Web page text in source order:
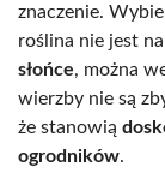
znaczenie.
roślina nie jest
słońce, można
wierzby nie są
że stanowią
ogrodników.